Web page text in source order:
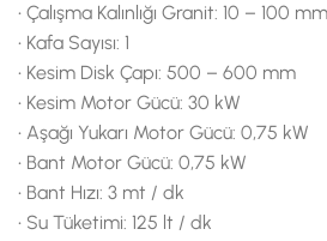
• Çalışma Kalınlığı Granit: 10 – 100 mm
• Kafa Sayısı: 1
• Kesim Disk Çapı: 500 – 600 mm
• Kesim Motor Gücü: 30 kW
• Aşağı Yukarı Motor Gücü: 0,75 kW
• Bant Motor Gücü: 0,75 kW
• Bant Hızı: 3 mt / dk
• Su Tüketimi: 125 lt / dk